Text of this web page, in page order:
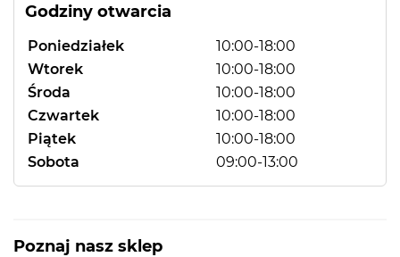
Godziny otwarcia
Poniedziałek
10:00-18:00
Wtorek
10:00-18:00
Środa
10:00-18:00
Czwartek
10:00-18:00
Piątek
10:00-18:00
Sobota
09:00-13:00
Poznaj nasz sklep